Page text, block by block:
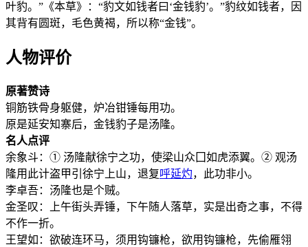
叶豹。”《本草》：“豹文如钱者曰‘金钱豹’。”豹纹如钱者，因
其背有圆斑，毛色黄褐，所以称“金钱”。
人物评价
原著赞诗
铜筋铁骨身躯健，炉冶钳锤每用功。
原是延安知寨后，金钱豹子是汤隆。
名人点评
余象斗：① 汤隆献徐宁之功，使梁山众囗如虎添翼。② 观汤
隆用此计盗甲引徐宁上山，退复呼延灼，此功非小。
李卓吾：汤隆也是个贼。
金圣叹：上午街头弄锤，下午随人落草，实是出奇之事，不得
不作一折。
王望如：欲破连环马，须用钩镰枪，欲用钩镰枪，先偷雁翎